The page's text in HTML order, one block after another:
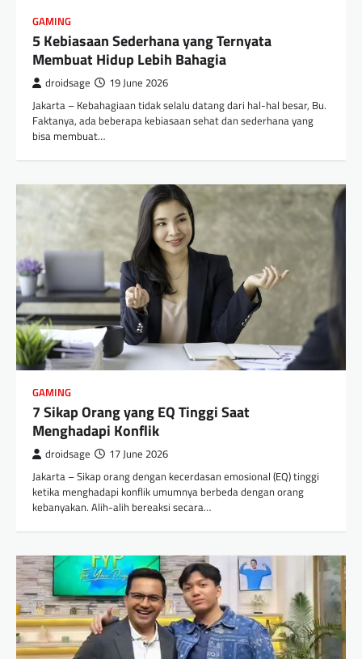
GAMING
5 Kebiasaan Sederhana yang Ternyata
Membuat Hidup Lebih Bahagia
droidsage 19 June 2026
Jakarta – Kebahagiaan tidak selalu datang dari hal-hal besar, Bu.
Faktanya, ada beberapa kebiasaan sehat dan sederhana yang
bisa membuat…
GAMING
7 Sikap Orang yang EQ Tinggi Saat
Menghadapi Konflik
droidsage 17 June 2026
Jakarta – Sikap orang dengan kecerdasan emosional (EQ) tinggi
ketika menghadapi konflik umumnya berbeda dengan orang
kebanyakan. Alih-alih bereaksi secara…